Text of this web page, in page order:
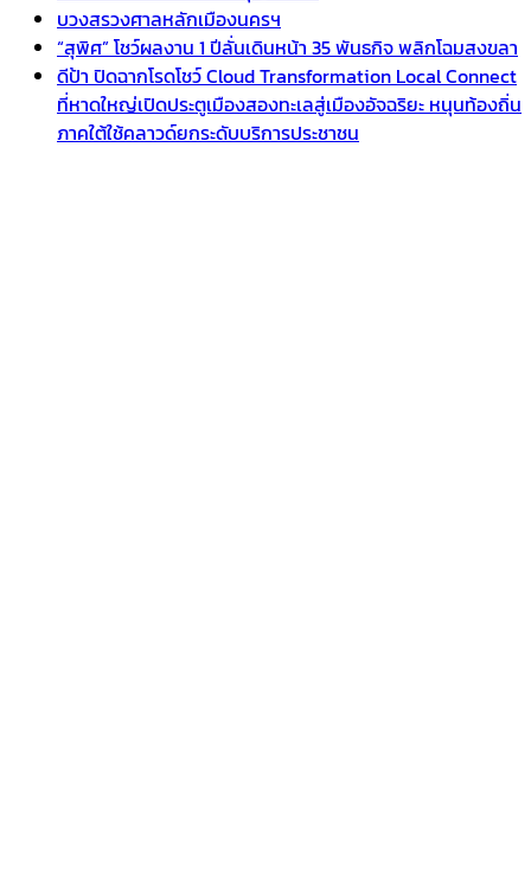
บวงสรวงศาลหลักเมืองนครฯ
“สุพิศ” โชว์ผลงาน 1 ปีลั่นเดินหน้า 35 พันธกิจ พลิกโฉมสงขลา
ดีป้า ปิดฉากโรดโชว์ Cloud Transformation Local Connect
ที่หาดใหญ่เปิดประตูเมืองสองทะเลสู่เมืองอัจฉริยะ หนุนท้องถิ่น
ภาคใต้ใช้คลาวด์ยกระดับบริการประชาชน